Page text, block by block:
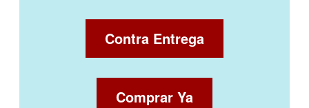
Contra Entrega
Comprar Ya